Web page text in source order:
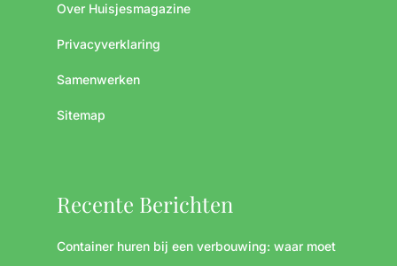
Over Huisjesmagazine
Privacyverklaring
Samenwerken
Sitemap
Recente Berichten
Container huren bij een verbouwing: waar moet